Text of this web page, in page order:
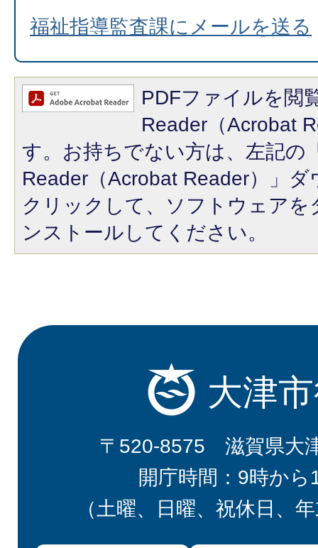
福祉指導監査課にメールを送る
PDFファイルを閲
Reader（Acrobat
す。お持ちでない方は、左記の
Reader（Acrobat Reader）」
クリックして、ソフトウェア
ンストールしてください。
大津
〒520-8575 滋賀県大
開庁時間：9時から
（土曜、日曜、祝休日、